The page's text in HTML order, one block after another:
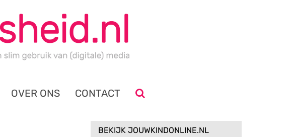
OVER ONS CONTACT
BEKIJK JOUWKINDONLINE.NL